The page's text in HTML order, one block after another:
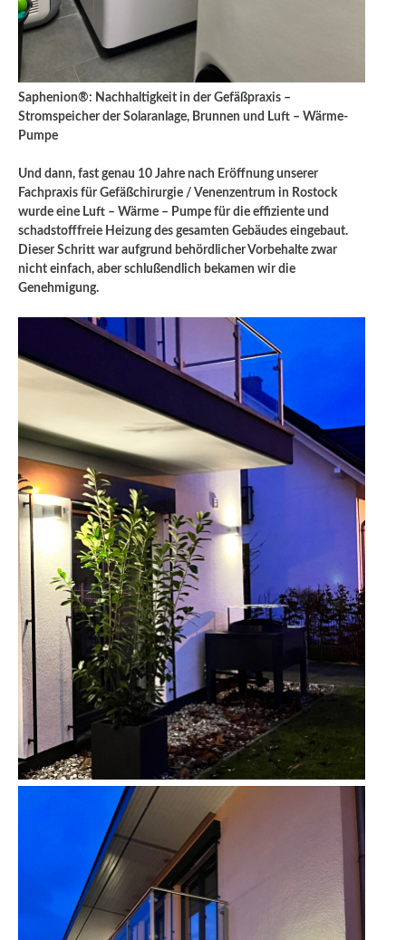
Saphenion®: Nachhaltigkeit in der Gefäßpraxis –
Stromspeicher der Solaranlage, Brunnen und Luft – Wärme-
Pumpe
Und dann, fast genau 10 Jahre nach Eröffnung unserer
Fachpraxis für Gefäßchirurgie / Venenzentrum in Rostock
wurde eine Luft – Wärme – Pumpe für die effiziente und
schadstofffreie Heizung des gesamten Gebäudes eingebaut.
Dieser Schritt war aufgrund behördlicher Vorbehalte zwar
nicht einfach, aber schlußendlich bekamen wir die
Genehmigung.